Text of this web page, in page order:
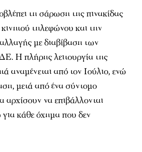
τη σάρωση της πινακίδας
τηλεφώνου και την
με διαβίβαση των
Η πλήρης λειτουργία της
αναμένεται από τον Ιούλιο, ενώ
μετά από ένα σύντομο
αρχίσουν να επιβάλλονται
κάθε όχημα που δεν